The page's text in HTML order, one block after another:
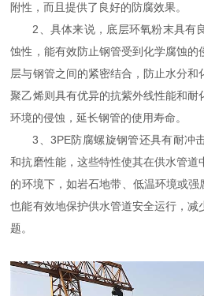
附性，而且提供了良好的防腐效果。
2、具体来说，底层环氧粉末具有
蚀性，能有效防止钢管受到化学腐蚀的
层与钢管之间的紧密结合，防止水分
聚乙烯则具有优异的抗紫外线性能和耐
环境的侵蚀，延长钢管的使用寿命。
3、3PE防腐螺旋钢管还具有耐冲
和抗磨性能，这些特性使其在供水管道
的环境下，如岩石地带、低温环境或
也能有效地保护供水管道安全运行，减
题。